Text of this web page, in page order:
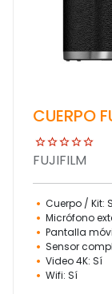
CUERPO
FUJIFILM
Cuerpo / Kit:
Micrófono
Pantalla
Sensor
Video 4K: Sí
Wifi: Sí